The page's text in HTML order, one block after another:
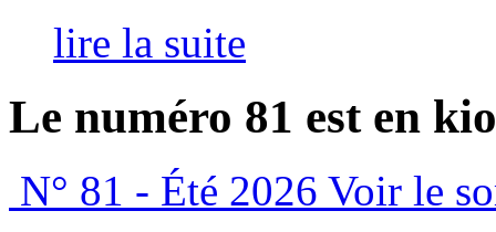
lire la suite
Le numéro 81 est en
N° 81 - Été 2026 Voir le